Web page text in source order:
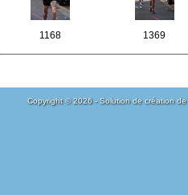
1168 1369
Copyright © 2026 - Solution de création